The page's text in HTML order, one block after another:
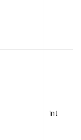
int